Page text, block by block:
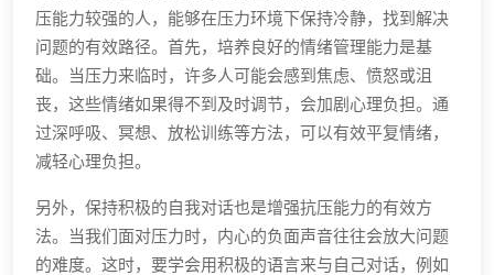
压能力较强的人，能够在压力环境下保持冷静，找到解决
问题的有效路径。首先，培养良好的情绪管理能力是基
础。当压力来临时，许多人可能会感到焦虑、愤怒或沮
丧，这些情绪如果得不到及时调节，会加剧心理负担。通
过深呼吸、冥想、放松训练等方法，可以有效平复情绪，
减轻心理负担。
另外，保持积极的自我对话也是增强抗压能力的有效方
法。当我们面对压力时，内心的负面声音往往会放大问题
的难度。这时，要学会用积极的语言来与自己对话，例如